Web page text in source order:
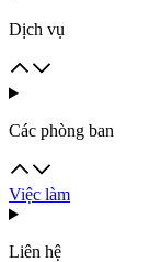
Dịch vụ
Các phòng ban
Việc làm
Liên hệ